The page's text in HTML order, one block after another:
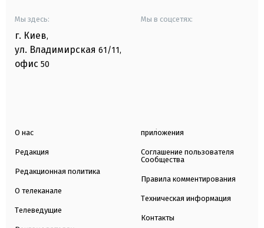
Мы здесь:
г. Киев,
ул. Владимирская 61/11,
офис 50
Мы в соцсетях:
О нас
Редакция
Редакционная политика
О телеканале
Телеведущие
приложения
Соглашение пользователя
Сообщества
Правила комментирования
Техническая информация
Контакты